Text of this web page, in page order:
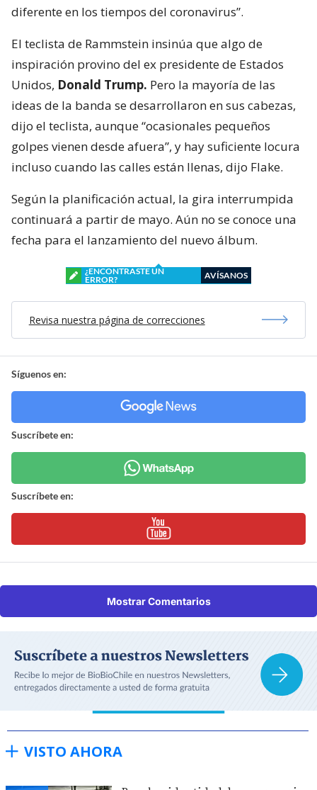
diferente en los tiempos del coronavirus”.
El teclista de Rammstein insinúa que algo de
inspiración provino del ex presidente de Estados
Unidos, Donald Trump. Pero la mayoría de las
ideas de la banda se desarrollaron en sus cabezas,
dijo el teclista, aunque “ocasionales pequeños
golpes vienen desde afuera”, y hay suficiente locura
incluso cuando las calles están llenas, dijo Flake.
Según la planificación actual, la gira interrumpida
continuará a partir de mayo. Aún no se conoce una
fecha para el lanzamiento del nuevo álbum.
¿ENCONTRASTE UN
ERROR?
AVÍSANOS
Revisa nuestra página de correcciones
Síguenos en:
Suscríbete en:
Suscríbete en:
Mostrar Comentarios
VISTO AHORA